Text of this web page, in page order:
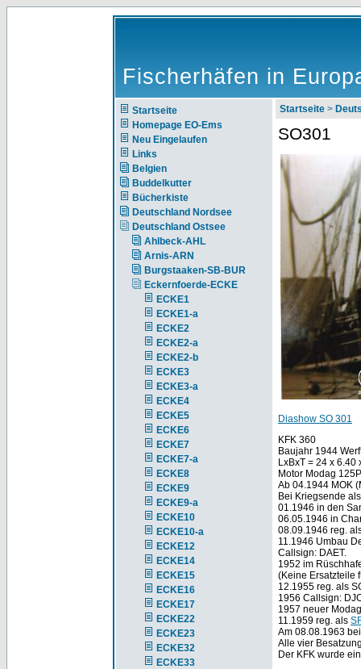
Fischerhäfen in
Startseite
Homepage EO-Ems
Neu Eingelaufen
Links
Belgien
Buddelkutter
Bücherkiste
Deutschland Nordsee
Deutschland Ostsee
Ahlbeck-AHL
Arnis-ARN
Burgstaaken-SB-BUR
Eckernfoerde-ECKE
ECKE1
ECKE1-a
ECKE2
ECKE2-a
ECKE2-b
ECKE3
ECKE3-a
ECKE4
ECKE5
ECKE6
ECKE7
ECKE7-a
ECKE8
ECKE9
ECKE9-a
ECKE10
ECKE10-a
ECKE12
ECKE14
ECKE15
ECKE16
ECKE17
ECKE22
ECKE23
ECKE32
ECKE33
Startseite >
SO301
Diashow SO 301
KFK 360
Baujahr 1944
LxBxT = 24 x 6.40
Motor Modag
Ab 04.1944 MOK
Bei Kriegsende
01.1946 in den
06.05.1946 in
08.09.1946 reg.
11.1946 Umbau
Callsign: DAET.
1952 im
(Keine Ersatzteile
12.1955 reg. als
1956 Callsign:
1957 neuer
11.1959 reg. als
Am 08.08.1963
Alle vier
Der KFK wurde